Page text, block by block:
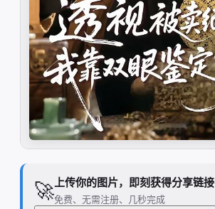
🚀上传你的图片，即刻获得分享链接
免费、无需注册、几秒完成